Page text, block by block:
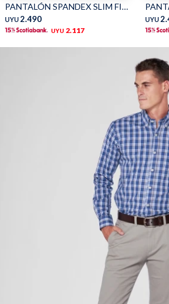
PANTALÓN SPANDEX SLIM FIT - Camel
UYU 2.490
UYU 2.117
UYU
Quiero ser parte
Envíos, cambios y devoluciones